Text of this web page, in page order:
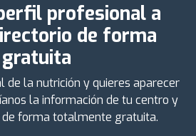
profesional a
de forma
gratuita
de la nutrición y quieres aparecer
la información de tu centro y
de forma totalmente gratuita.